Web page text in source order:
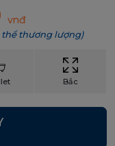
vnđ
thể thương lượng)
Bắc